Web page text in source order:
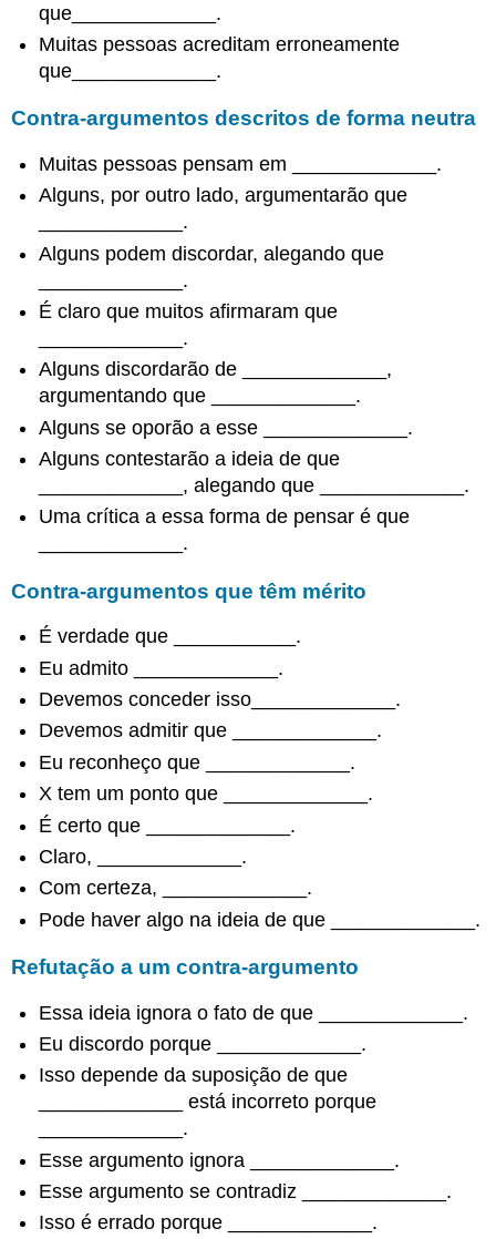
motivos
o
dos
argumentos
Concessão
a
um
argumento
Rejeição
um
contra-
argumento
Resumindo
os
Comparando
dois
argumentos
Diferenças
Semelhanças
diferenças
juntas
Frases
avaliar
argumentos
Avaliando
clareza
Falta
de
Elogios
clareza
Apontando
Avaliando
evidências
Forte
evidência
Evidência
fraca
que_____________.
Muitas pessoas acreditam erroneamente
que_____________.
Contra-argumentos descritos de forma neutra
Muitas pessoas pensam em _____________.
Alguns, por outro lado, argumentarão que
_____________.
Alguns podem discordar, alegando que
_____________.
É claro que muitos afirmaram que
_____________.
Alguns discordarão de _____________,
argumentando que _____________.
Alguns se oporão a esse _____________.
Alguns contestarão a ideia de que
_____________, alegando que _____________.
Uma crítica a essa forma de pensar é que
_____________.
Contra-argumentos que têm mérito
É verdade que ___________.
Eu admito _____________.
Devemos conceder isso_____________.
Devemos admitir que _____________.
Eu reconheço que _____________.
X tem um ponto que _____________.
É certo que _____________.
Claro, _____________.
Com certeza, _____________.
Pode haver algo na ideia de que _____________.
Refutação a um contra-argumento
Essa ideia ignora o fato de que _____________.
Eu discordo porque _____________.
Isso depende da suposição de que
_____________ está incorreto porque
_____________.
Esse argumento ignora _____________.
Esse argumento se contradiz _____________.
Isso é errado porque _____________.